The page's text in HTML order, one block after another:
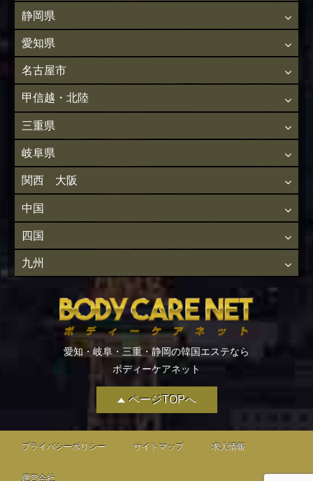
ページTOPへ
静岡県
愛知県
名古屋市
甲信越・北陸
三重県
岐阜県
関西 大阪
中国
四国
九州
愛知・岐阜・三重・静岡の韓国エステなら
ボディーケアネット
プライバシーポリシー サイトマップ 求人情報
運営会社